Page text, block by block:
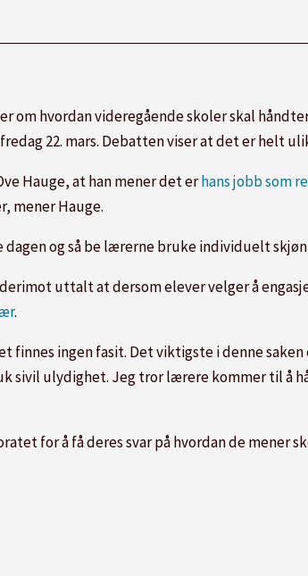
om hvordan videregående skoler skal
22. mars. Debatten viser at det er helt
Hauge, at han mener det erhans jobb som
mener Hauge.
og så be lærerne bruke individuelt
uttalt at dersomelever velger å
.
ingen fasit. Det viktigste i denne
sivil ulydighet. Jeg tror lærere kommer til å
for å få deres svar på hvordan de mener